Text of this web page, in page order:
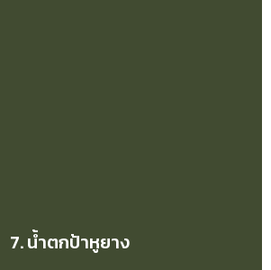
7. น้ำตกป้าหูยาง